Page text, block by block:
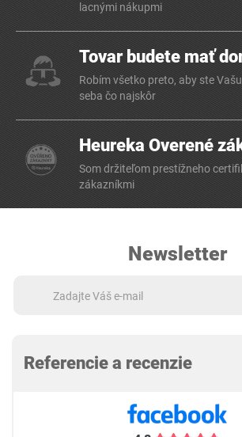
lacnými nákupmi
Tovar budete mať
Robím všetko preto, aby ste
seba čo najskôr
Heureka Overené
Som držiteľom prestížneho
zákazníkmi
Newsletter
Referencie a recenzie